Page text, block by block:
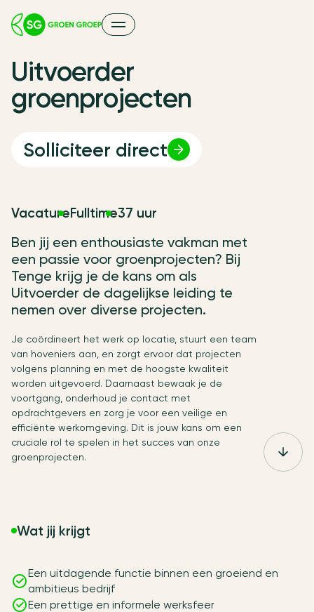
Uitvoerder
groenprojecten
Solliciteer direct
VacatureFulltime37 uur
Ben jij een enthousiaste vakman met
een passie voor groenprojecten? Bij
Tenge krijg je de kans om als
Uitvoerder de dagelijkse leiding te
nemen over diverse projecten.
Je coördineert het werk op locatie, stuurt een team
van hoveniers aan, en zorgt ervoor dat projecten
volgens planning en met de hoogste kwaliteit
worden uitgevoerd. Daarnaast bewaak je de
voortgang, onderhoud je contact met
opdrachtgevers en zorg je voor een veilige en
efficiënte werkomgeving. Dit is jouw kans om een
cruciale rol te spelen in het succes van onze
groenprojecten.
Wat jij krijgt
Een uitdagende functie binnen een groeiend en
ambitieus bedrijf
Een prettige en informele werksfeer